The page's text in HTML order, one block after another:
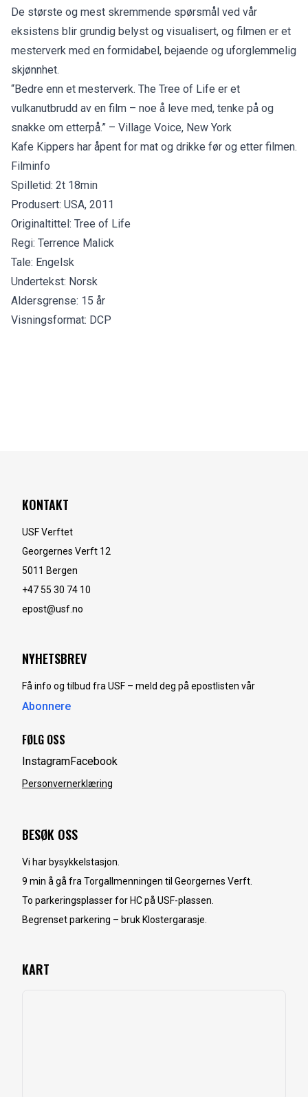
De største og mest skremmende spørsmål ved vår
eksistens blir grundig belyst og visualisert, og filmen er et
mesterverk med en formidabel, bejaende og uforglemmelig
skjønnhet.
“Bedre enn et mesterverk. The Tree of Life er et
vulkanutbrudd av en film – noe å leve med, tenke på og
snakke om etterpå.” – Village Voice, New York
Kafe Kippers har åpent for mat og drikke før og etter filmen.
Filminfo
Spilletid: 2t 18min
Produsert: USA, 2011
Originaltittel: Tree of Life
Regi: Terrence Malick
Tale: Engelsk
Undertekst: Norsk
Aldersgrense: 15 år
Visningsformat: DCP
KONTAKT
USF Verftet
Georgernes Verft 12
5011 Bergen
+47 55 30 74 10
epost@usf.no
NYHETSBREV
Få info og tilbud fra USF – meld deg på epostlisten vår
Abonnere
FØLG OSS
InstagramFacebook
Personvernerklæring
BESØK OSS
Vi har bysykkelstasjon.
9 min å gå fra Torgallmenningen til Georgernes Verft.
To parkeringsplasser for HC på USF-plassen.
Begrenset parkering – bruk Klostergarasje.
KART